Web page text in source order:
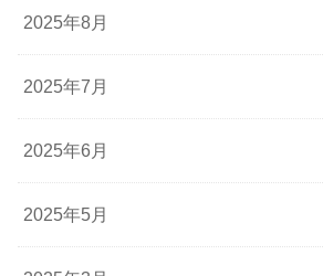
2025年8月
2025年7月
2025年6月
2025年5月